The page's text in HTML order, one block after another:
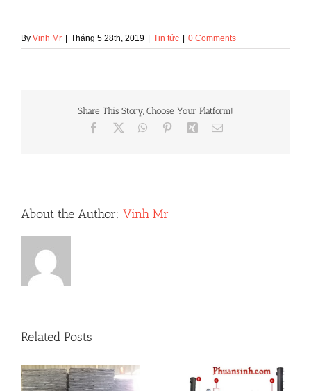
By Vinh Mr Tháng 5 28th, 2019 Tin tức 0 Comments
Share This Story, Choose Your Platform!
Facebook WhatsApp
PinterestXing Email
About the Author: Vinh Mr
Related Posts